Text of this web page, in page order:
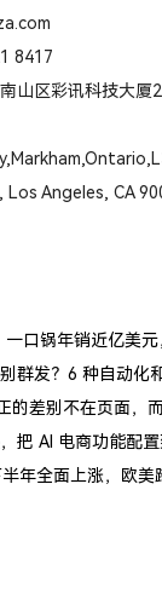
8417
山区彩讯科技大厦
Angeles, CA
群发？6 种自动化
的差别不在页面，
把 AI 电商功能配
年全面上涨，欧美